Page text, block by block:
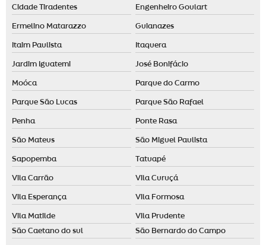
Cidade Tiradentes Engenheiro Goulart
Ermelino Matarazzo Guianazes
Itaim Paulista Itaquera
Jardim Iguatemi José Bonifácio
Moóca Parque do Carmo
Parque São Lucas Parque São Rafael
Penha Ponte Rasa
São Mateus São Miguel Paulista
Sapopemba Tatuapé
Vila Carrão Vila Curuçá
Vila Esperança Vila Formosa
Vila Matilde Vila Prudente
São Caetano do sul São Bernardo do Campo